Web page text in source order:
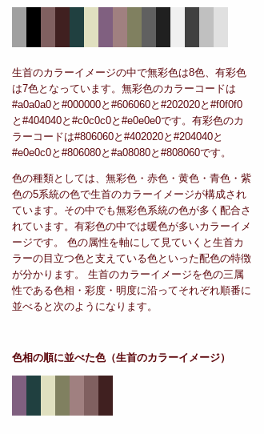
生首のカラーイメージの中で無彩色は8色、有彩色
は7色となっています。無彩色のカラーコードは
#a0a0a0と#000000と#606060と#202020と#f0f0f0
と#404040と#c0c0c0と#e0e0e0です。有彩色のカ
ラーコードは#806060と#402020と#204040と
#e0e0c0と#806080と#a08080と#808060です。
色の種類としては、無彩色・赤色・黄色・青色・紫
色の5系統の色で生首のカラーイメージが構成され
ています。その中でも無彩色系統の色が多く配合さ
れています。有彩色の中では暖色が多いカラーイメ
ージです。 色の属性を軸にして見ていくと生首カ
ラーの目立つ色と支えている色といった配色の特徴
が分かります。 生首のカラーイメージを色の三属
性である色相・彩度・明度に沿ってそれぞれ順番に
並べると次のようになります。
色相の順に並べた色（生首のカラーイメージ）